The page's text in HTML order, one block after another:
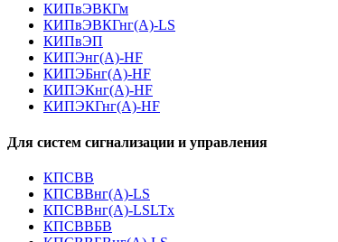
КИПвЭВКГм
КИПвЭВКГнг(А)-LS
КИПвЭП
КИПЭнг(А)-HF
КИПЭБнг(А)-HF
КИПЭКнг(А)-HF
КИПЭКГнг(А)-HF
Для систем сигнализации и управления
КПСВВ
КПСВВнг(А)-LS
КПСВВнг(А)-LSLTx
КПСВВБВ